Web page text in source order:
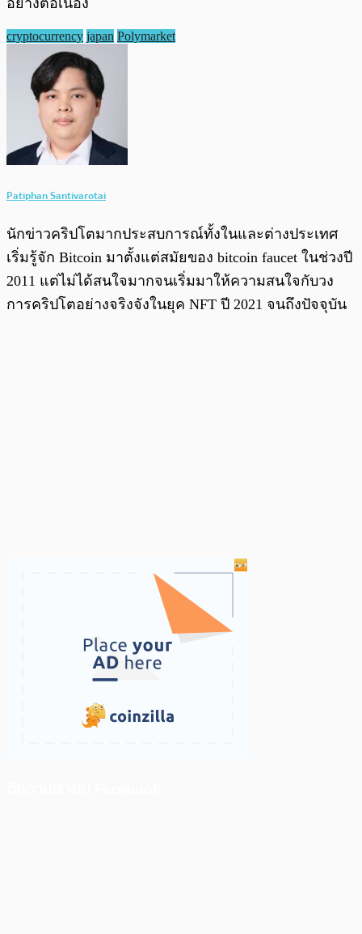
อย่างต่อเนื่อง
cryptocurrency japan Polymarket
Patiphan Santivarotai
นักข่าวคริปโตมากประสบการณ์ทั้งในและต่างประเทศ
เริ่มรู้จัก Bitcoin มาตั้งแต่สมัยของ bitcoin faucet ในช่วงปี
2011 แต่ไม่ได้สนใจมากจนเริ่มมาให้ความสนใจกับวง
การคริปโตอย่างจริงจังในยุค NFT ปี 2021 จนถึงปัจจุบัน